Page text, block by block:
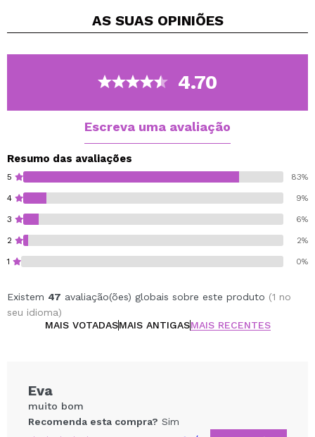
cobertura ou a duração da base.
nutre a pele e evita que ela resseque, além de
pigmentos escurecedores em uma camada especial de
silicone, que aderem à pele e se encaixam na fórmula
Modo de usar: Misture algumas gotas do produto com
necessária para obter a cor ideal para o seu tom de
pele. O pigmento de escurecimento não misturado não
é recomendado.
AS SUAS OPINIÕES
4.70
Escreva uma avaliação
Resumo das avaliações
5 83%
4 9%
3 6%
2 2%
1 0%
Existem 47 avaliação(ões) globais sobre este produto (1 no
seu idioma)
MAIS VOTADASMAIS ANTIGASMAIS RECENTES
Eva
muito bom
Recomenda esta compra? Sim